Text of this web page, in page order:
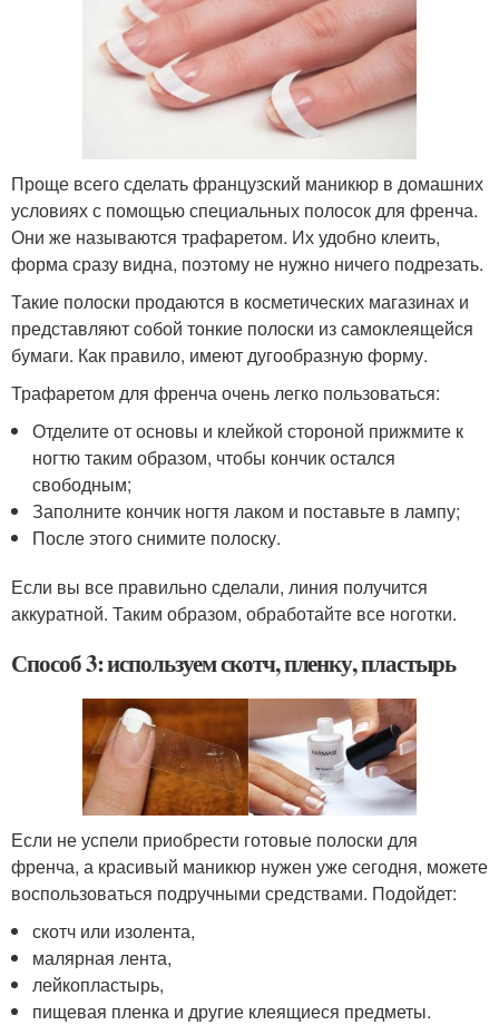
Проще всего сделать французский маникюр в домашних
условиях с помощью специальных полосок для френча.
Они же называются трафаретом. Их удобно клеить,
форма сразу видна, поэтому не нужно ничего подрезать.
Такие полоски продаются в косметических магазинах и
представляют собой тонкие полоски из самоклеящейся
бумаги. Как правило, имеют дугообразную форму.
Трафаретом для френча очень легко пользоваться:
Отделите от основы и клейкой стороной прижмите к
ногтю таким образом, чтобы кончик остался
свободным;
Заполните кончик ногтя лаком и поставьте в лампу;
После этого снимите полоску.
Если вы все правильно сделали, линия получится
аккуратной. Таким образом, обработайте все ноготки.
Способ 3: используем скотч, пленку, пластырь
Если не успели приобрести готовые полоски для
френча, а красивый маникюр нужен уже сегодня, можете
воспользоваться подручными средствами. Подойдет:
скотч или изолента,
малярная лента,
лейкопластырь,
пищевая пленка и другие клеящиеся предметы.